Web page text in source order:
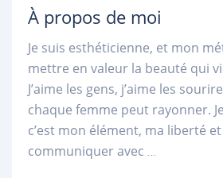
À propos de moi
Je suis esthéticienne, et mon
mettre en valeur la beauté qui
J’aime les gens, j’aime les
chaque femme peut rayonner.
c’est mon élément, ma liberté
communiquer avec ...